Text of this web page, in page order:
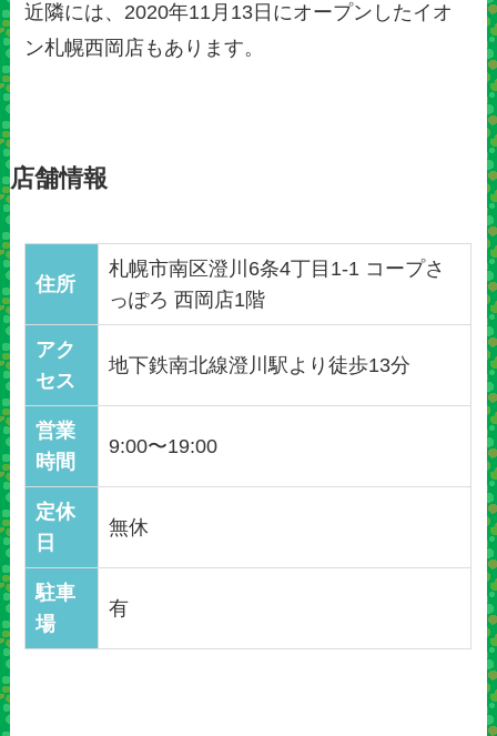
近隣には、2020年11月13日にオープンしたイオ
ン札幌西岡店もあります。
店舗情報
住所
札幌市南区澄川6条4丁目1-1 コープさ
っぽろ 西岡店1階
アク
セス
地下鉄南北線澄川駅より徒歩13分
営業
時間
9:00〜19:00
定休
日
無休
駐車
場
有